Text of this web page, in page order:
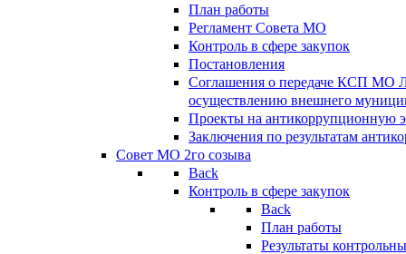
План работы
Регламент Совета МО
Контроль в сфере закупок
Постановления
Соглашения о передаче КСП МО
осуществлению внешнего
Проекты на антикоррупционную
Заключения по результатам
Совет МО 2го созыва
Back
Контроль в сфере закупок
Back
План работы
Результаты